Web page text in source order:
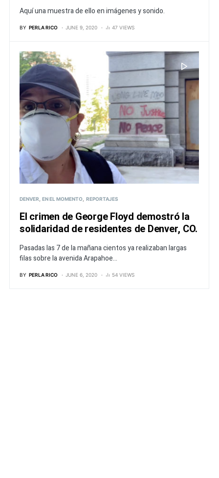
Aquí una muestra de ello en imágenes y sonido.
BY PERLA RICO JUNE 9, 2020 47 VIEWS
DENVER EN EL MOMENTO REPORTAJES
El crimen de George Floyd demostró la
solidaridad de residentes de Denver, CO.
Pasadas las 7 de la mañana cientos ya realizaban largas
filas sobre la avenida Arapahoe...
BY PERLA RICO JUNE 6, 2020 54 VIEWS